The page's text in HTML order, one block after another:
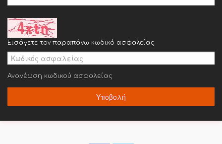
Εισάγετε τον παραπάνω κωδικό ασφαλείας
Ανανέωση κωδικού ασφαλείας
Υποβολή